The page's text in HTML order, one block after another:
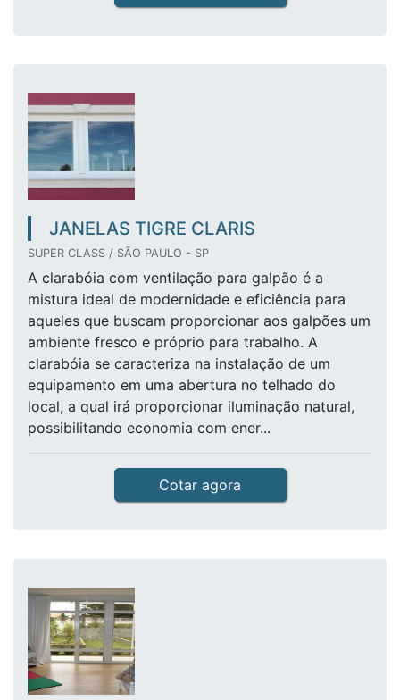
JANELAS TIGRE CLARIS
SUPER CLASS / SÃO PAULO - SP
A clarabóia com ventilação para galpão é a
mistura ideal de modernidade e eficiência para
aqueles que buscam proporcionar aos galpões um
ambiente fresco e próprio para trabalho. A
clarabóia se caracteriza na instalação de um
equipamento em uma abertura no telhado do
local, a qual irá proporcionar iluminação natural,
possibilitando economia com ener...
Cotar agora